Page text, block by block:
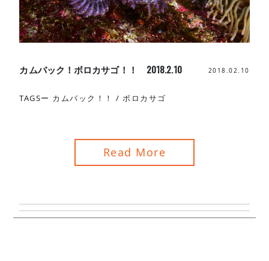
カムバック！ボロカサゴ！！ 2018.2.10 2018.02.10
TAGSー カムバック！！ /ボロカサゴ
Read More